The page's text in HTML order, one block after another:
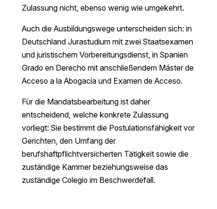
Zulassung nicht, ebenso wenig wie umgekehrt.
Auch die Ausbildungswege unterscheiden sich: in
Deutschland Jurastudium mit zwei Staatsexamen
und juristischem Vorbereitungsdienst, in Spanien
Grado en Derecho mit anschließendem Máster de
Acceso a la Abogacía und Examen de Acceso.
Für die Mandatsbearbeitung ist daher
entscheidend, welche konkrete Zulassung
vorliegt: Sie bestimmt die Postulationsfähigkeit vor
Gerichten, den Umfang der
berufshaftpflichtversicherten Tätigkeit sowie die
zuständige Kammer beziehungsweise das
zuständige Colegio im Beschwerdefall.